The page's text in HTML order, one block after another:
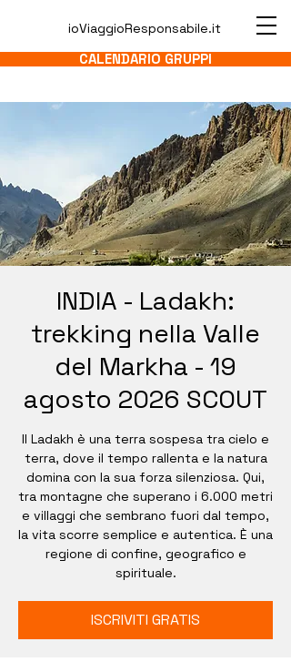
ioViaggioResponsabile.it
CALENDARIO GRUPPI
INDIA - Ladakh:
trekking nella Valle
del Markha - 19
agosto 2026 SCOUT
Il Ladakh è una terra sospesa tra cielo e
terra, dove il tempo rallenta e la natura
domina con la sua forza silenziosa. Qui,
tra montagne che superano i 6.000 metri
e villaggi che sembrano fuori dal tempo,
la vita scorre semplice e autentica. È una
regione di confine, geografico e
spirituale.
ISCRIVITI GRATIS